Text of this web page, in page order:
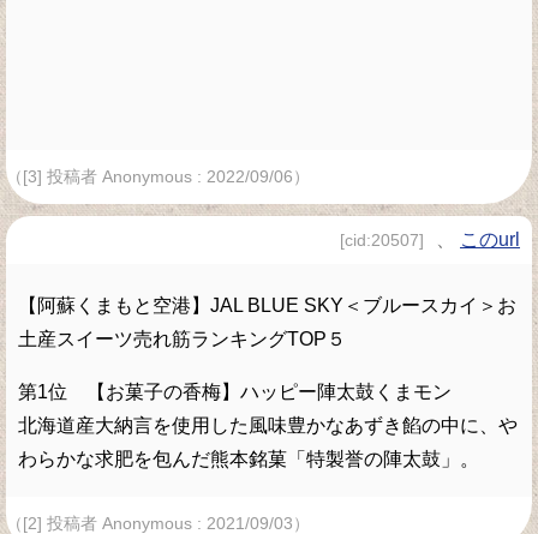
（[3] 投稿者 Anonymous : 2022/09/06）
[cid:20507] このurl
【阿蘇くまもと空港】JAL BLUE SKY＜ブルースカイ＞お
土産スイーツ売れ筋ランキングTOP５
第1位 【お菓子の香梅】ハッピー陣太鼓くまモン
北海道産大納言を使用した風味豊かなあずき餡の中に、や
わらかな求肥を包んだ熊本銘菓「特製誉の陣太鼓」。
（[2] 投稿者 Anonymous : 2021/09/03）